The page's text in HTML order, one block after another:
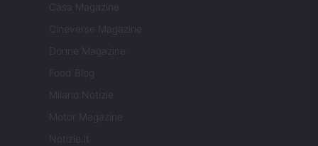
Casa Magazine
Cineverse Magazine
Donne Magazine
Food Blog
Milano Notizie
Motor Magazine
Notizie.it